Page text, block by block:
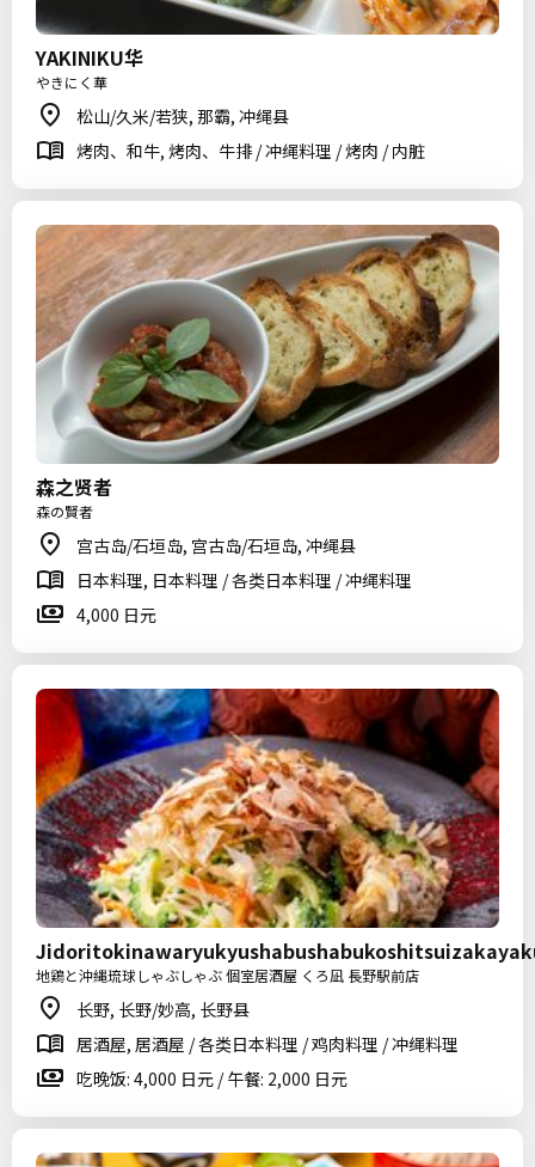
YAKINIKU华
やきにく華
松山/久米/若狭, 那霸, 冲绳县
烤肉、和牛, 烤肉、牛排 / 冲绳料理 / 烤肉 / 内脏
森之贤者
森の賢者
宫古岛/石垣岛, 宫古岛/石垣岛, 冲绳县
日本料理, 日本料理 / 各类日本料理 / 冲绳料理
4,000 日元
地鶏と沖縄琉球しゃぶしゃぶ 個室居酒屋 くろ凪 長野駅前店
长野, 长野/妙高, 长野县
居酒屋, 居酒屋 / 各类日本料理 / 鸡肉料理 / 冲绳料理
吃晚饭: 4,000 日元 / 午餐: 2,000 日元